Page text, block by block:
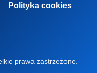
Polityka cookies
prawa zastrzeżone.